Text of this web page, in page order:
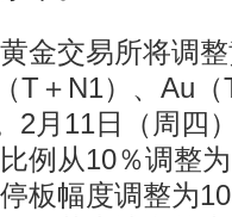
交易所将调整
T＋N1）、Au
2月11日（周四
例从10％调整
板幅度调整为